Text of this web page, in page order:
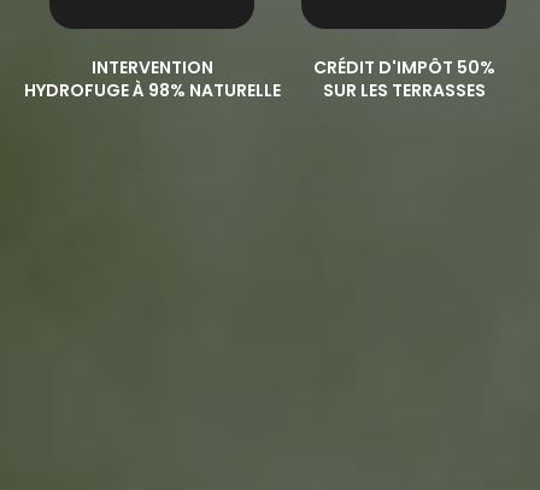
INTERVENTION
HYDROFUGE À 98% NATURELLE
CRÉDIT D'IMPÔT 50%
SUR LES TERRASSES